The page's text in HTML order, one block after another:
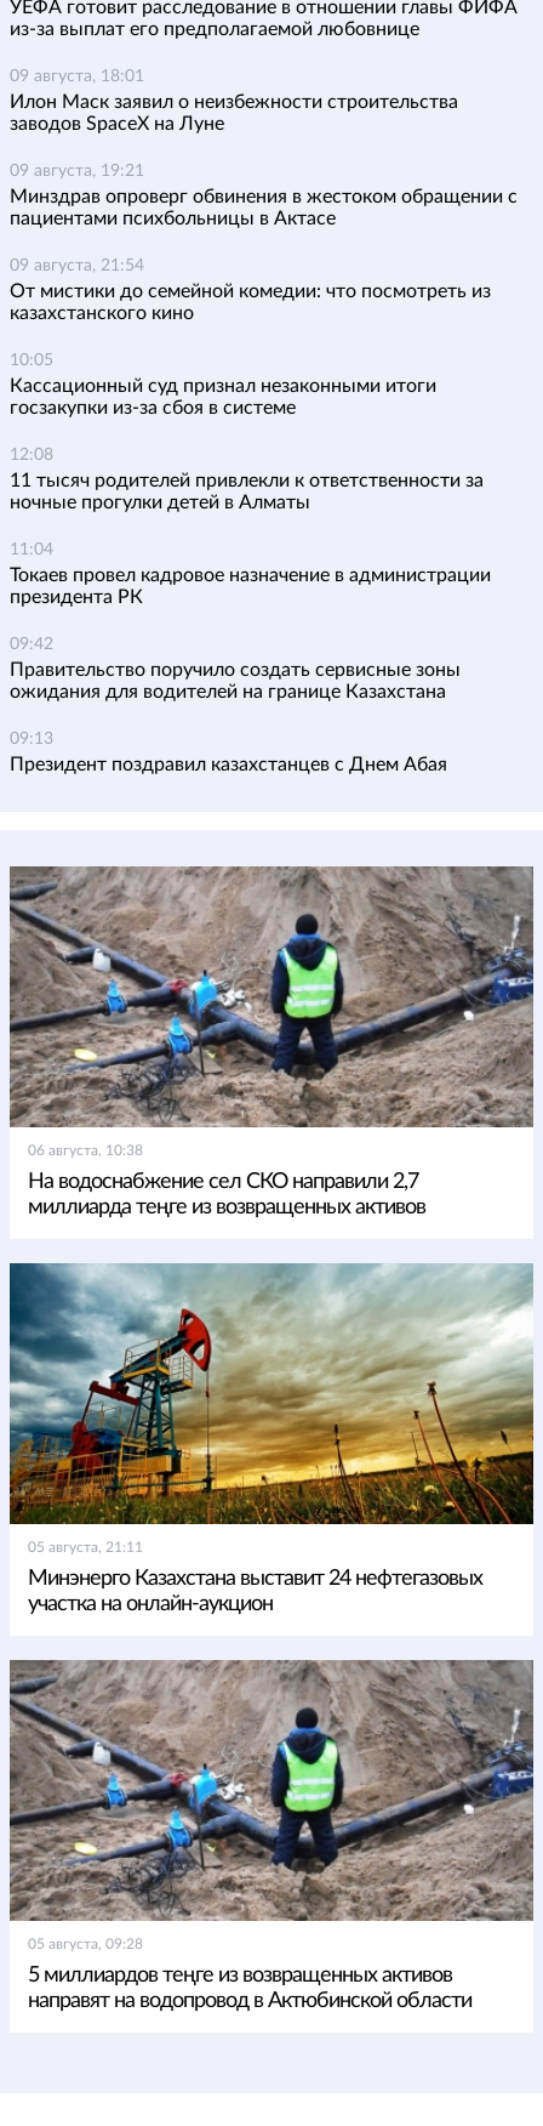
УЕФА готовит расследование в отношении главы ФИФА
из-за выплат его предполагаемой любовнице
09 августа, 18:01
Илон Маск заявил о неизбежности строительства
заводов SpaceX на Луне
09 августа, 19:21
Минздрав опроверг обвинения в жестоком обращении с
пациентами психбольницы в Актасе
09 августа, 21:54
От мистики до семейной комедии: что посмотреть из
казахстанского кино
10:05
Кассационный суд признал незаконными итоги
госзакупки из-за сбоя в системе
12:08
11 тысяч родителей привлекли к ответственности за
ночные прогулки детей в Алматы
11:04
Токаев провел кадровое назначение в администрации
президента РК
09:42
Правительство поручило создать сервисные зоны
ожидания для водителей на границе Казахстана
09:13
Президент поздравил казахстанцев с Днем Абая
06 августа, 10:38
На водоснабжение сел СКО направили 2,7
миллиарда теңге из возвращенных активов
05 августа, 21:11
Минэнерго Казахстана выставит 24 нефтегазовых
участка на онлайн-аукцион
05 августа, 09:28
5 миллиардов теңге из возвращенных активов
направят на водопровод в Актюбинской области